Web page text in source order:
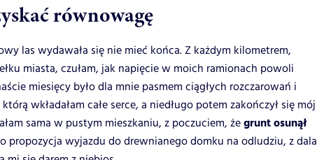
równowagę
las wydawała się nie mieć końca. Z każdym kilometrem,
miasta, czułam, jak napięcie w moich ramionach powoli
miesięcy było dla mnie pasmem ciągłych rozczarowań i
wkładałam całe serce, a niedługo potem zakończył się mój
sama w pustym mieszkaniu, z poczuciem, żegrunt osunął
propozycja wyjazdu do drewnianego domku na odludziu, z dala